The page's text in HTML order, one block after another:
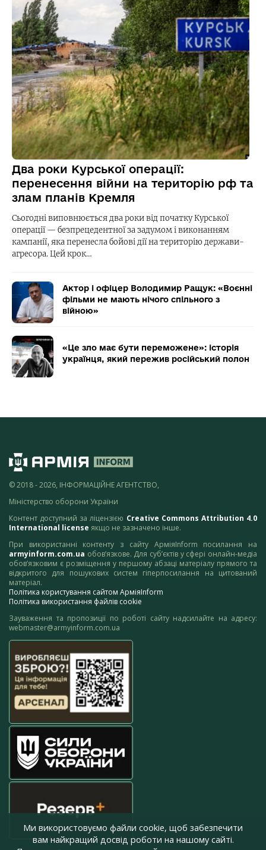
Два роки Курської операції:
перенесення війни на територію рф та
злам планів Кремля
Сьогодні виповнюється два роки від початку Курської
операції — безпрецедентної за задумом і виконанням
кампанії, яка перенесла бойові дії на територію держави-
агресора. Цей крок…
Актор і офіцер Володимир Ращук: «Воєнні
фільми не мають нічого спільного з
війною»
«Це зло має бути переможене»: історія
українця, який пережив російський полон
© 2018 - 2026, ІНФОРМАЦІЙНЕ АГЕНТСТВО,
Міністерство оборони України
Контент доступний за ліцензією Creative Commons Attribution 4.0
International license якщо не зазначено інше.
При використанні контенту з сайту АрміяInform посилання на
armyinform.com.ua обов’язкове. Для суб’єктів у сфері онлайн-медіа
обов’язковим є розміщення у першому абзаці матеріалу прямого та
відкритого для пошукових систем гіперпосилання на цитований
матеріал.
Політика користування сайтом АрміяInform
Політика використання файлів cookie
Зауваження та пропозиції по роботі сайту надсилайте на адресу:
webmaster@armyinform.com.ua
Ми використовуємо файли cookie, щоб забезпечити
вам найкращий досвід роботи на нашому сайті.